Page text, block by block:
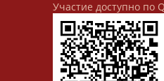
Участие доступно по